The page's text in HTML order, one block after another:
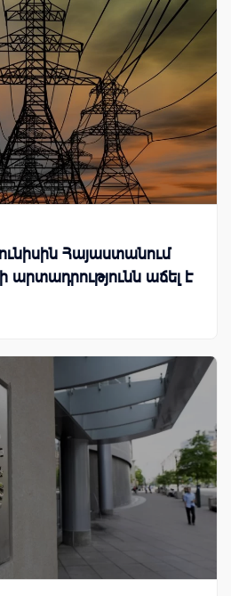
Հայաստանում
արտադրությունն աճել է